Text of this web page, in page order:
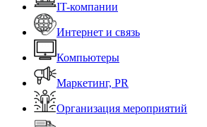
IT-компании
Интернет и связь
Компьютеры
Маркетинг, PR
Организация мероприятий